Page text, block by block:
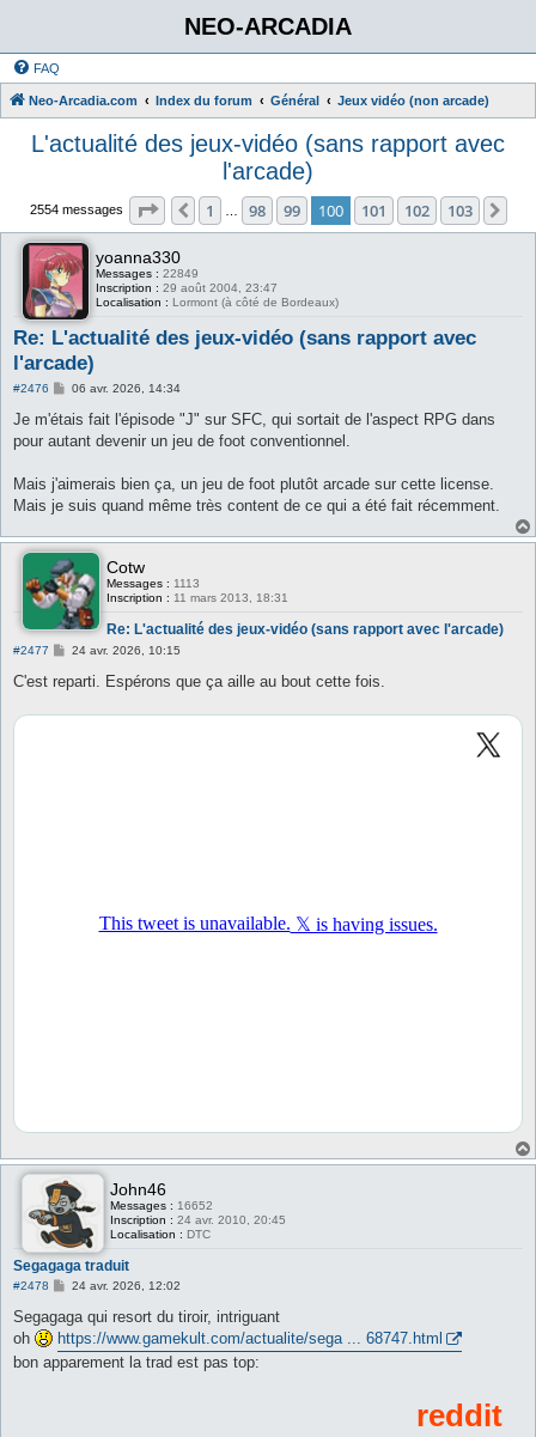
NEO-ARCADIA
FAQ
Neo-Arcadia.com Index du forum Général Jeux vidéo (non arcade)
L'actualité des jeux-vidéo (sans rapport avec
l'arcade)
2554 messages Page 100 sur103
Précédent
1 98 99 100 101 102 103
yoanna330
Messages : 22849
Inscription : 29 août 2004, 23:47
Localisation : Lormont (à côté de Bordeaux)
Re: L'actualité des jeux-vidéo (sans rapport avec
l'arcade)
#2476
M
s
a
06 avr. 2026, 14:34
Je m'étais fait l'épisode "J" sur SFC, qui sortait de l'aspect RPG dans
pour autant devenir un jeu de foot conventionnel.
Mais j'aimerais bien ça, un jeu de foot plutôt arcade sur cette license.
Mais je suis quand même très content de ce qui a été fait récemment.
Cotw
Messages : 1113
Inscription : 11 mars 2013, 18:31
Re: L'actualité des jeux-vidéo (sans rapport avec l'arcade)
#2477
M
s
s
24 avr. 2026, 10:15
C'est reparti. Espérons que ça aille au bout cette fois.
John46
Messages : 16652
Inscription : 24 avr. 2010, 20:45
Localisation : DTC
Segagaga traduit
#2478
M
s
s
a
g
e
24 avr. 2026, 12:02
Segagaga qui resort du tiroir, intriguant
oh
https://www.gamekult.com/actualite/sega ... 68747.html
bon apparement la trad est pas top: